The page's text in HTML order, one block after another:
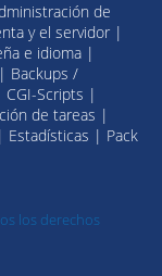
de
y el servidor |
e idioma |
Backups /
Scripts |
de tareas |
Estadísticas | Pack
los derechos